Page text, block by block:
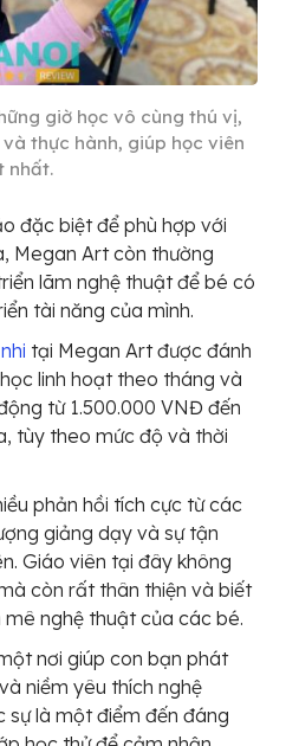
giờ học vô cùng thú vị,
thực hành, giúp học viên
nhất.
đặc biệt để phù hợp với
Megan Art còn thường
lãm nghệ thuật để bé có
tài năng của mình.
tại Megan Art được đánh
linh hoạt theo tháng và
từ 1.500.000 VNĐ đến
tùy theo mức độ và thời
phản hồi tích cực từ các
giảng dạy và sự tận
Giáo viên tại đây không
còn rất thân thiện và biết
nghệ thuật của các bé.
nơi giúp con bạn phát
niềm yêu thích nghệ
sự là một điểm đến đáng